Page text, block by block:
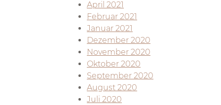
April 2021
Februar 2021
Januar 2021
Dezember 2020
November 2020
Oktober 2020
September 2020
August 2020
Juli 2020